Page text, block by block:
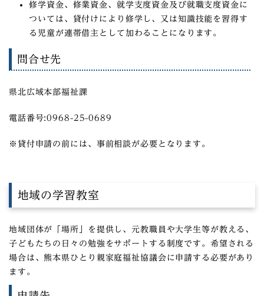
修学資金、修業資金、就学支度資金及び就職支度資金に
ついては、貸付けにより修学し、又は知識技能を習得す
る児童が連帯借主として加わることになります。
問合せ先
県北広域本部福祉課
電話番号:0968-25-0689
※貸付申請の前には、事前相談が必要となります。
地域の学習教室
地域団体が「場所」を提供し、元教職員や大学生等が教える、
子どもたちの日々の勉強をサポートする制度です。希望される
場合は、熊本県ひとり親家庭福祉協議会に申請する必要があり
ます。